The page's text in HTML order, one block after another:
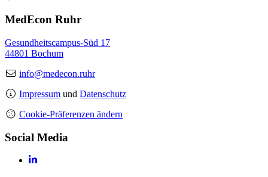
MedEcon Ruhr
Gesundheitscampus-Süd 17
44801 Bochum
info@medecon.ruhr
Impressum und Datenschutz
Cookie-Präferenzen ändern
Social Media